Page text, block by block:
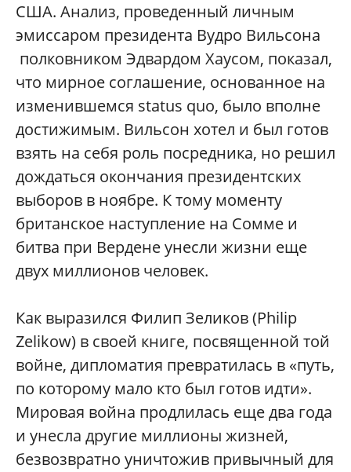
США. Анализ, проведенный личным
эмиссаром президента Вудро Вильсона
полковником Эдвардом Хаусом, показал,
что мирное соглашение, основанное на
изменившемся status quo, было вполне
достижимым. Вильсон хотел и был готов
взять на себя роль посредника, но решил
дождаться окончания президентских
выборов в ноябре. К тому моменту
британское наступление на Сомме и
битва при Вердене унесли жизни еще
двух миллионов человек.
Как выразился Филип Зеликов (Philip
Zelikow) в своей книге, посвященной той
войне, дипломатия превратилась в «путь,
по которому мало кто был готов идти».
Мировая война продлилась еще два года
и унесла другие миллионы жизней,
безвозвратно уничтожив привычный для